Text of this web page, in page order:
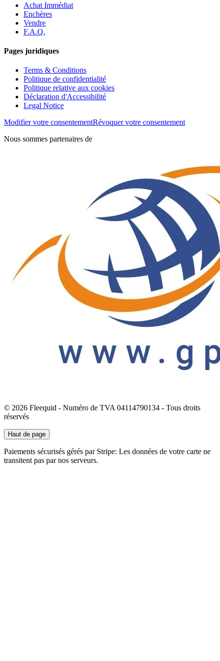
Achat Immédiat
Enchères
Vendre
F.A.Q.
Pages juridiques
Terms & Conditions
Politique de confidentialité
Politique relative aux cookies
Déclaration d'Accessibilité
Legal Notice
Modifier votre consentementRévoquer votre consentement
Nous sommes partenaires de
© 2026 Fleequid - Numéro de TVA 04114790134 - Tous droits
réservés
Haut de page
Paiements sécurisés gérés par Stripe: Les données de votre carte ne
transitent pas par nos serveurs.